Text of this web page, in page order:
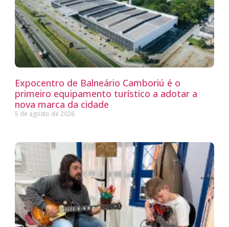
Expocentro de Balneário Camboriú é o
primeiro equipamento turístico a adotar a
nova marca da cidade
5 de agosto de 2026